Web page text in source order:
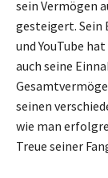
sein Vermögen
gesteigert.
und YouTube
auch seine
seinen
wie man
Treue seiner